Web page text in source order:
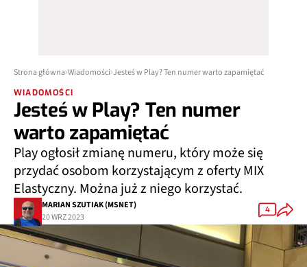
Strona główna Wiadomości Jesteś w Play? Ten numer warto zapamiętać
WIADOMOŚCI
Jesteś w Play? Ten numer
warto zapamiętać
Play ogłosił zmianę numeru, który może się
przydać osobom korzystającym z oferty MIX
Elastyczny. Można już z niego korzystać.
MARIAN SZUTIAK (MSNET)
20 WRZ 2023
4